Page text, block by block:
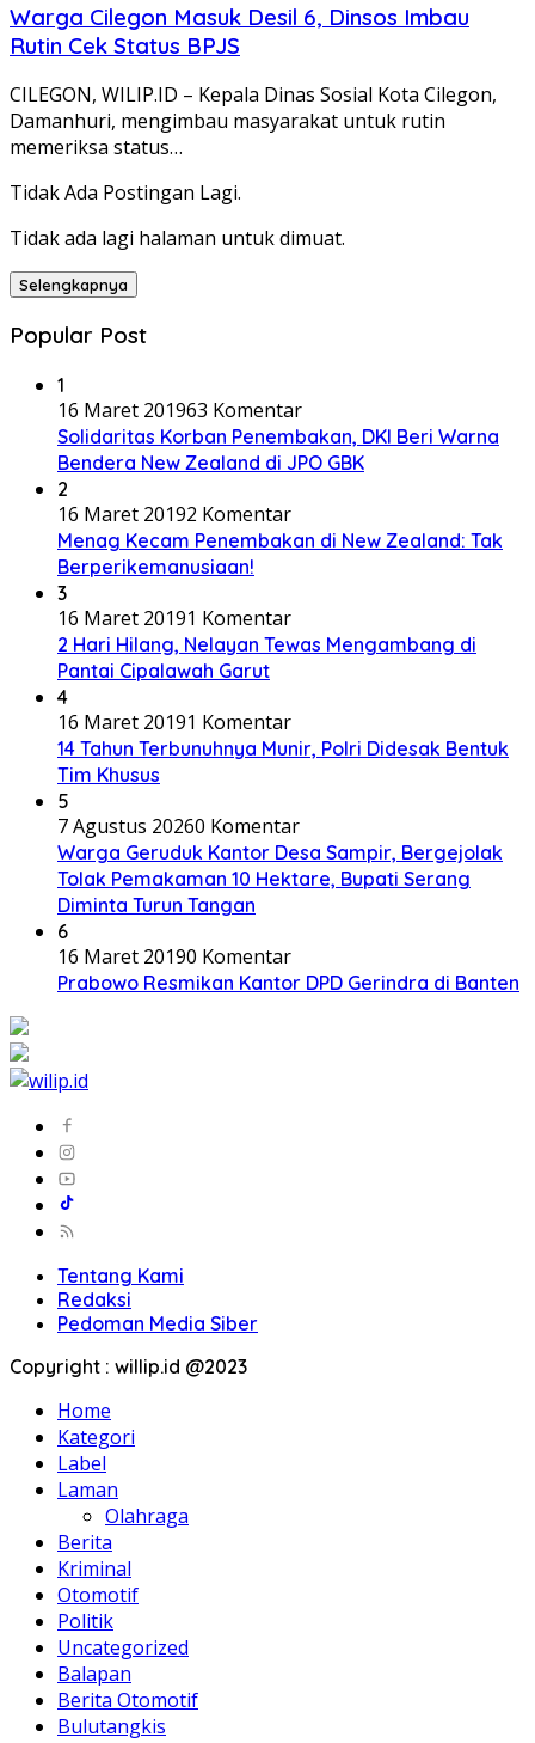
Warga Cilegon Masuk Desil 6, Dinsos Imbau
Rutin Cek Status BPJS
CILEGON, WILIP.ID – Kepala Dinas Sosial Kota Cilegon,
Damanhuri, mengimbau masyarakat untuk rutin
memeriksa status…
Tidak Ada Postingan Lagi.
Tidak ada lagi halaman untuk dimuat.
Selengkapnya
Popular Post
1
16 Maret 201963 Komentar
Solidaritas Korban Penembakan, DKI Beri Warna
Bendera New Zealand di JPO GBK
2
16 Maret 20192 Komentar
Menag Kecam Penembakan di New Zealand: Tak
Berperikemanusiaan!
3
16 Maret 20191 Komentar
2 Hari Hilang, Nelayan Tewas Mengambang di
Pantai Cipalawah Garut
4
16 Maret 20191 Komentar
14 Tahun Terbunuhnya Munir, Polri Didesak Bentuk
Tim Khusus
5
7 Agustus 20260 Komentar
Warga Geruduk Kantor Desa Sampir, Bergejolak
Tolak Pemakaman 10 Hektare, Bupati Serang
Diminta Turun Tangan
6
16 Maret 20190 Komentar
Prabowo Resmikan Kantor DPD Gerindra di Banten
Tentang Kami
Redaksi
Pedoman Media Siber
Copyright : willip.id @2023
Home
Kategori
Label
Laman
Olahraga
Berita
Kriminal
Otomotif
Politik
Uncategorized
Balapan
Berita Otomotif
Bulutangkis